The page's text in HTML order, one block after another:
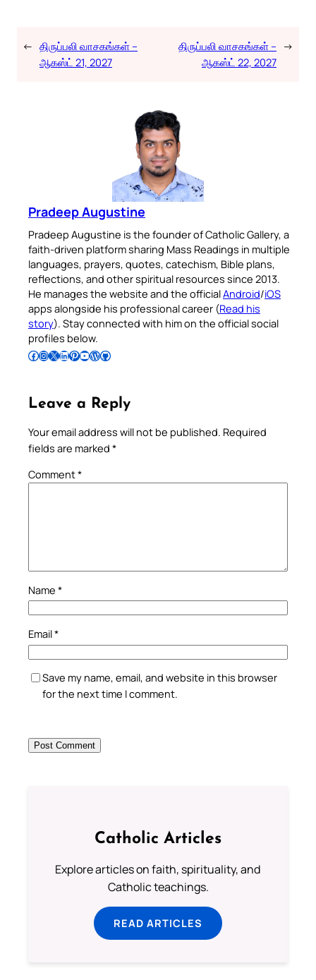
← திருப்பலி வாசகங்கள் –
ஆகஸ்ட் 21, 2027
திருப்பலி வாசகங்கள் –
ஆகஸ்ட் 22, 2027
→
Pradeep Augustine
Pradeep Augustine is the founder of Catholic Gallery, a
faith-driven platform sharing Mass Readings in multiple
languages, prayers, quotes, catechism, Bible plans,
reflections, and other spiritual resources since 2013.
He manages the website and the officialAndroid/iOS
apps alongside his professional career (Read his
story). Stay connected with him on the official social
profiles below.
Follow Pradeep on Facebook Follow Pradeep on InstagramFollow Pradeep on X Follow Pradeep on LinkedIn Follow Pradeep on Pinterest Subscribe to Pradeep’s Youtube Channel Follow Pradeep on WordPress Follow Pradeep on GitHub
Leave a Reply
Your email address will not be published. Required
fields are marked *
Comment*
Name *
Email*
Save my name, email, and website in this browser
for the next time I comment.
Catholic Articles
Explore articles on faith, spirituality, and
Catholic teachings.
READ ARTICLES